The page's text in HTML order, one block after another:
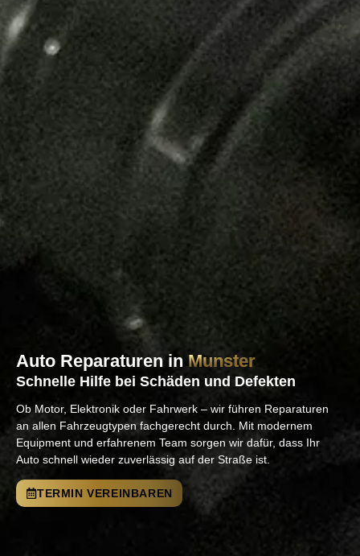
Auto Reparaturen in Munster
Schnelle Hilfe bei Schäden und Defekten
Ob Motor, Elektronik oder Fahrwerk – wir führen Reparaturen
an allen Fahrzeugtypen fachgerecht durch. Mit modernem
Equipment und erfahrenem Team sorgen wir dafür, dass Ihr
Auto schnell wieder zuverlässig auf der Straße ist.
TERMIN VEREINBAREN